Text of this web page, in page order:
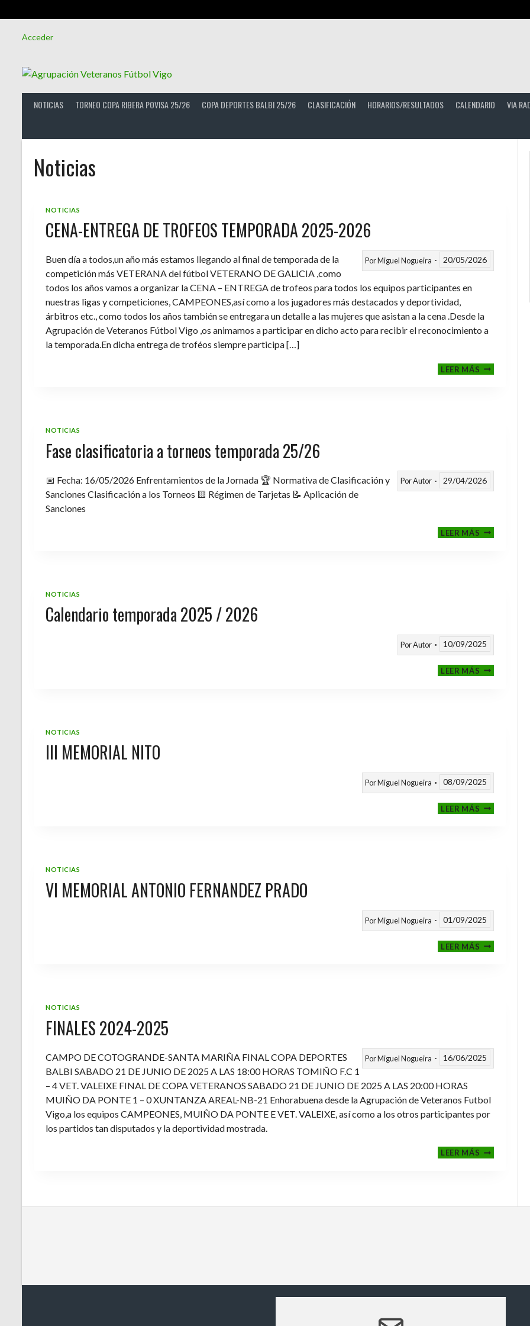
Acceder
NOTICIAS TORNEO COPA RIBERA POVISA 25/26 COPA DEPORTES BALBI 25/26 CLASIFICACIÓN HORARIOS/RESULTADOS CALENDARIO VIA
Noticias
NOTICIAS
CENA-ENTREGA DE TROFEOS TEMPORADA 2025-2026
PorMiguel Nogueira 20/05/2026
Buen día a todos,un año más estamos llegando al final de temporada de la
competición más VETERANA del fútbol VETERANO DE GALICIA ,como
todos los años vamos a organizar la CENA – ENTREGA de trofeos para todos los equipos participantes en
nuestras ligas y competiciones, CAMPEONES,así como a los jugadores más destacados y deportividad,
árbitros etc., como todos los años también se entregara un detalle a las mujeres que asistan a la cena .Desde la
Agrupación de Veteranos Fútbol Vigo ,os animamos a participar en dicho acto para recibir el reconocimiento a
la temporada.En dicha entrega de troféos siempre participa […]
LEER MÁSCENA-
ENTREGA
NOTICIAS
Fase clasificatoria a torneos temporada 25/26
PorAutor 29/04/2026
📅 Fecha: 16/05/2026 Enfrentamientos de la Jornada 🏆 Normativa de Clasificación y
Sanciones Clasificación a los Torneos 🟨 Régimen de Tarjetas 📝 Aplicación de
Sanciones
LEER MÁSFASE
NOTICIAS
Calendario temporada 2025 / 2026
PorAutor 10/09/2025
LEER MÁSCALENDARIO
TEMPORADA
NOTICIAS
III MEMORIAL NITO
PorMiguel Nogueira 08/09/2025
LEER MÁSIII
MEMORIAL
NOTICIAS
VI MEMORIAL ANTONIO FERNANDEZ PRADO
PorMiguel Nogueira 01/09/2025
LEER MÁSVI
MEMORIAL
NOTICIAS
FINALES 2024-2025
PorMiguel Nogueira 16/06/2025
CAMPO DE COTOGRANDE-SANTA MARIÑA FINAL COPA DEPORTES
BALBI SABADO 21 DE JUNIO DE 2025 A LAS 18:00 HORAS TOMIÑO F.C 1
– 4 VET. VALEIXE FINAL DE COPA VETERANOS SABADO 21 DE JUNIO DE 2025 A LAS 20:00 HORAS
MUIÑO DA PONTE 1 – 0 XUNTANZA AREAL-NB-21 Enhorabuena desde la Agrupación de Veteranos Futbol
Vigo,a los equipos CAMPEONES, MUIÑO DA PONTE E VET. VALEIXE, así como a los otros participantes por
los partidos tan disputados y la deportividad mostrada.
LEER MÁSFINALES
2024-